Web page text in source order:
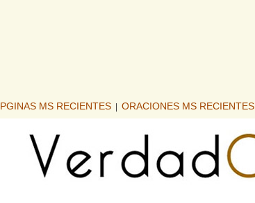
PGINAS MS RECIENTES ORACIONES MS RECIENTES